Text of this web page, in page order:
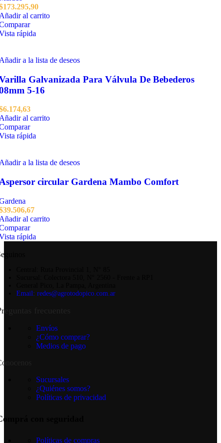
173.295,90
al carrito
rápida
a la lista de deseos
Galvanizada Para Válvula De Bebederos
5-16
6.174,63
al carrito
rápida
a la lista de deseos
circular Gardena Mambo Comfort
39.506,67
al carrito
rápida
Email: redes@agrotodopico.com.ar
frecuentes
Envíos
¿Cómo comprar?
Medios de pago
Sucursales
¿Quiénes somos?
Políticas de privacidad
con seguridad
Políticas de compras